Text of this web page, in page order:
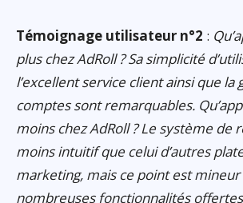
Témoignage utilisateur n°2 :
plus chez AdRoll ? Sa simplicité
l’excellent service client ainsi que la
comptes sont remarquables.
moins chez AdRoll ? Le système de
moins intuitif que celui d’autres
marketing, mais ce point est
nombreuses fonctionnalités